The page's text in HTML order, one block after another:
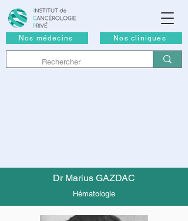
Nos médecins Nos cliniques
Dr Marius GAZDAC
Hématologie